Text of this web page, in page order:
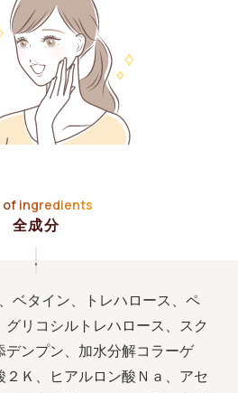
of ingredients
全成分
ベタイン、トレハロース、ペ
グリコシルトレハロース、スク
デンプン、加水分解コラーゲ
２Ｋ、ヒアルロン酸Ｎａ、アセ